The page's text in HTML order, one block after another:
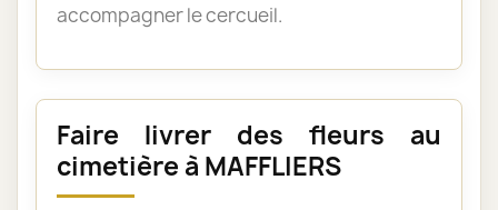
accompagner le cercueil.
Faire livrer des fleurs au
cimetière à MAFFLIERS